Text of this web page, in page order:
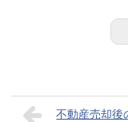
不動産売却後